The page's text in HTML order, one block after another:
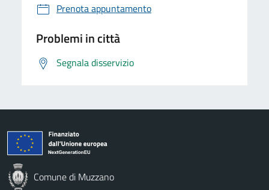
Prenota appuntamento
Problemi in città
Segnala disservizio
Comune di Muzzano